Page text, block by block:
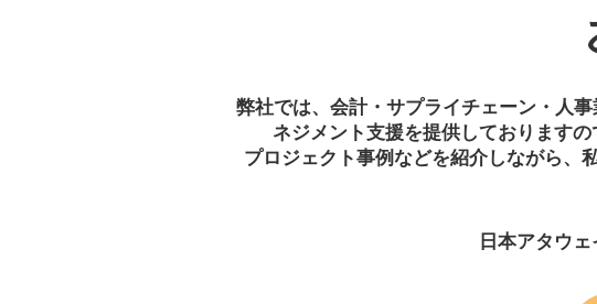
弊社では、会計・サプライチェーン・人
ネジメント支援を提供しております
プロジェクト事例などを紹介しながら、
日本アタウ